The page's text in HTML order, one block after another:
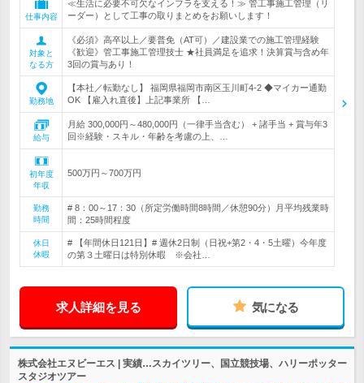
仕事内容
≪生活に必要不可欠なインフラを支える！≫ 管工事施工管理（リ
ーダー）として工事の取りまとめをお願いします！
対象と
なる方
《必須》高卒以上／要普免（AT可）／建設業での施工管理経験
《歓迎》管工事施工管理技士 ★社員満足を追求！決算賞与含め年
3回の賞与あり！
勤務地
【本社／転勤なし】 福岡県福岡市南区玉川町4-2 ◆マイカー通勤
OK 【雇入れ直後】上記事業所 【…
給与
月給 300,000円～480,000円（一律手当含む） + 諸手当 + 賞与年3
回※経験・スキル・年齢を考慮の上、…
初年度
年収
500万円～700万円
勤務
時間
# 8：00～17：30（所定労働時間8時間／休憩90分）月平均残業時
間：25時間程度
休日
休暇
# 【年間休日121日】# 週休2日制（日祝+第2・4・5土曜）今年度
の第３土曜日は特別休暇 ※会社…
求人詳細を見る 気になる
株式会社エヌビーエス | 実績…スカイツリー、国立競技場、ハリーポッター
スタジオツアー